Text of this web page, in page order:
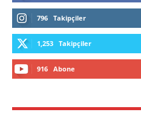
796 Takipçiler
1,253 Takipçiler
916 Abone